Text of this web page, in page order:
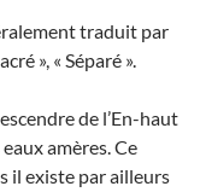
traduit par
», « Séparé ».
de l’En-haut
amères. Ce
il existe par ailleurs